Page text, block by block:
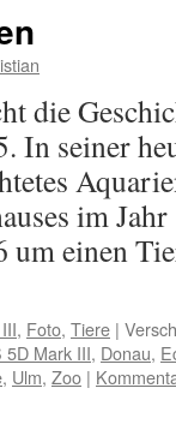
die
In seiner
im
um einen
, Foto, Tiere |
5D Mark III, Donau,
, Ulm, Zoo |